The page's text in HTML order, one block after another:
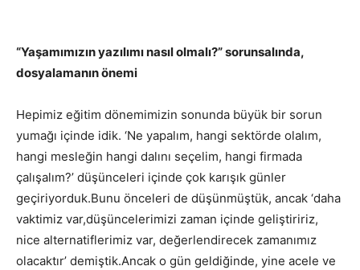
“Yaşamımızın yazılımı nasıl olmalı?” sorunsalında,
dosyalamanın önemi
Hepimiz eğitim dönemimizin sonunda büyük bir sorun
yumağı içinde idik. ‘Ne yapalım, hangi sektörde olalım,
hangi mesleğin hangi dalını seçelim, hangi firmada
çalışalım?’ düşünceleri içinde çok karışık günler
geçiriyorduk.Bunu önceleri de düşünmüştük, ancak ‘daha
vaktimiz var,düşüncelerimizi zaman içinde geliştiririz,
nice alternatiflerimiz var, değerlendirecek zamanımız
olacaktır’ demiştik.Ancak o gün geldiğinde, yine acele ve